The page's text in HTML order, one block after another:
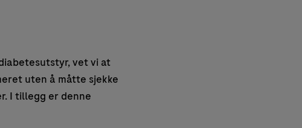
vet vi at
uten å måtte sjekke
I tillegg er denne